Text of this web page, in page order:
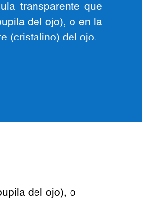
transparente que
del ojo), o en la
(cristalino) del ojo.
del ojo), o